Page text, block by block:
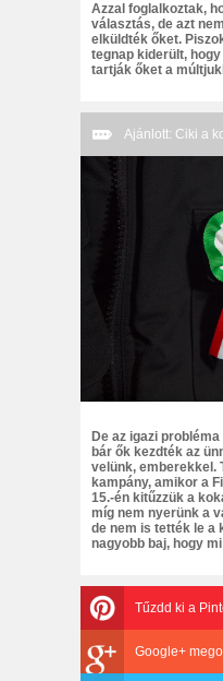
Azzal foglalkoztak,
választás, de azt
elküldték őket.
tegnap kiderült,
tartják őket a
Ajánlott: Ciki a
De az igazi
bár ők kezdték az
velünk, emberekkel.
kampány, amikor a
15.-én kitűzzük a
míg nem nyerünk a
de nem is tették le a
nagyobb baj, hogy
Tűzdd ki a
Google+